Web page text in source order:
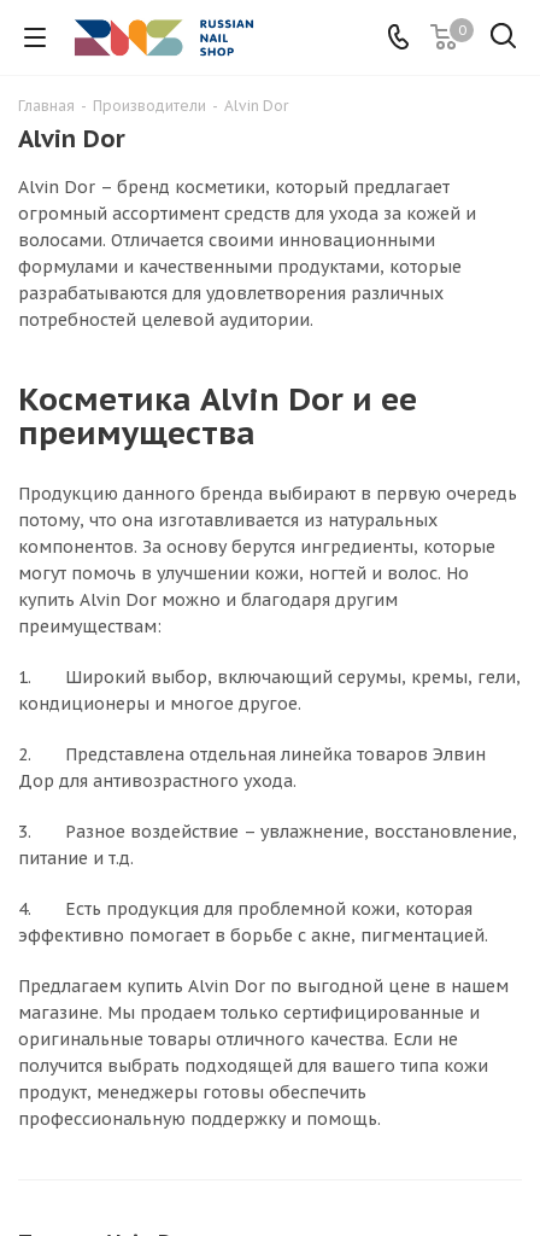
0
Главная - Производители - Alvin Dor
Alvin Dor
Alvin Dor – бренд косметики, который предлагает
огромный ассортимент средств для ухода за кожей и
волосами. Отличается своими инновационными
формулами и качественными продуктами, которые
разрабатываются для удовлетворения различных
потребностей целевой аудитории.
Косметика Alvin Dor и ее
преимущества
Продукцию данного бренда выбирают в первую очередь
потому, что она изготавливается из натуральных
компонентов. За основу берутся ингредиенты, которые
могут помочь в улучшении кожи, ногтей и волос. Но
купить Alvin Dor можно и благодаря другим
преимуществам:
1. Широкий выбор, включающий серумы, кремы, гели,
кондиционеры и многое другое.
2. Представлена отдельная линейка товаров Элвин
Дор для антивозрастного ухода.
3. Разное воздействие – увлажнение, восстановление,
питание и т.д.
4. Есть продукция для проблемной кожи, которая
эффективно помогает в борьбе с акне, пигментацией.
Предлагаем купить Alvin Dor по выгодной цене в нашем
магазине. Мы продаем только сертифицированные и
оригинальные товары отличного качества. Если не
получится выбрать подходящей для вашего типа кожи
продукт, менеджеры готовы обеспечить
профессиональную поддержку и помощь.